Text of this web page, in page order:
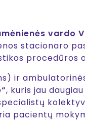
vardo
stacionaro
procedūros
ir
, kuris jau
pacientų